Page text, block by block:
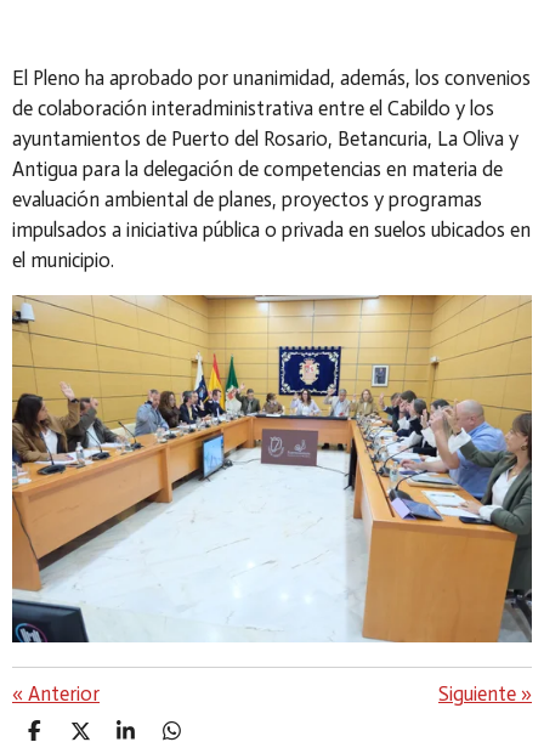
El Pleno ha aprobado por unanimidad, además, los convenios
de colaboración interadministrativa entre el Cabildo y los
ayuntamientos de Puerto del Rosario, Betancuria, La Oliva y
Antigua para la delegación de competencias en materia de
evaluación ambiental de planes, proyectos y programas
impulsados a iniciativa pública o privada en suelos ubicados en
el municipio.
« Anterior Siguiente »